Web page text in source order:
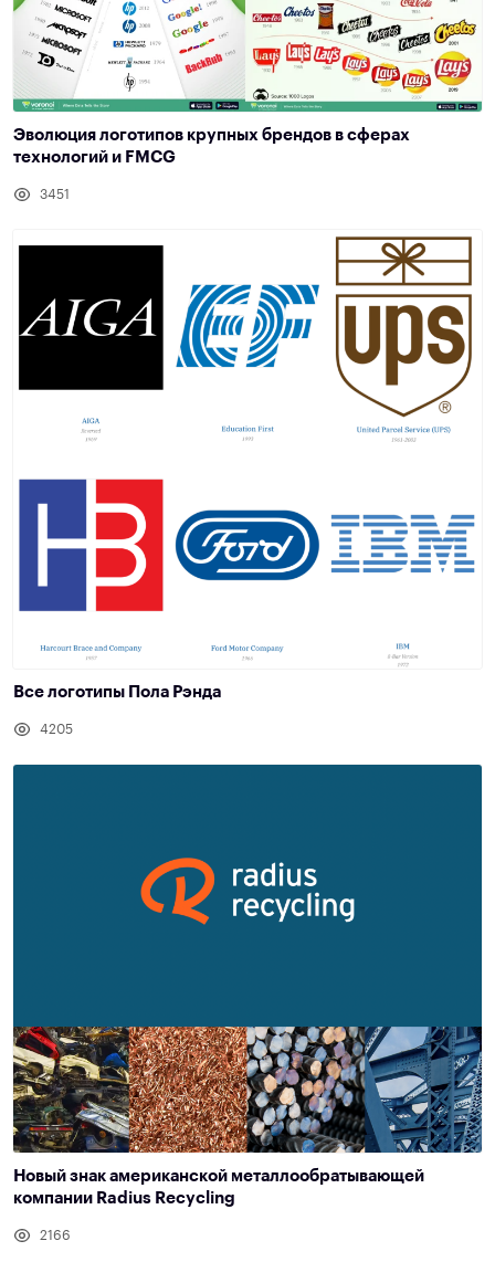
Эволюция логотипов крупных брендов в сферах
технологий и FMCG
3451
Все логотипы Пола Рэнда
4205
Новый знак американской металлообратывающей
компании Radius Recycling
2166